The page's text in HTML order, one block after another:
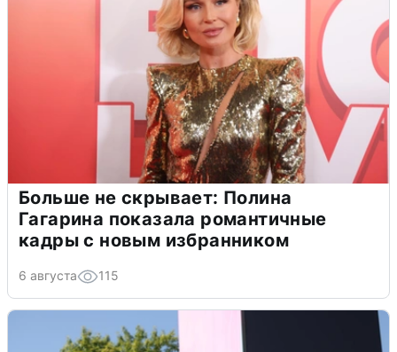
Больше не скрывает: Полина
Гагарина показала романтичные
кадры с новым избранником
6 августа 115